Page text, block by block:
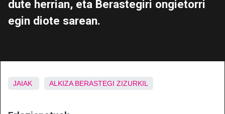
dute herrian, eta Berastegiri ongietorri
egin diote sarean.
JAIAK ALKIZA BERASTEGI ZIZURKIL